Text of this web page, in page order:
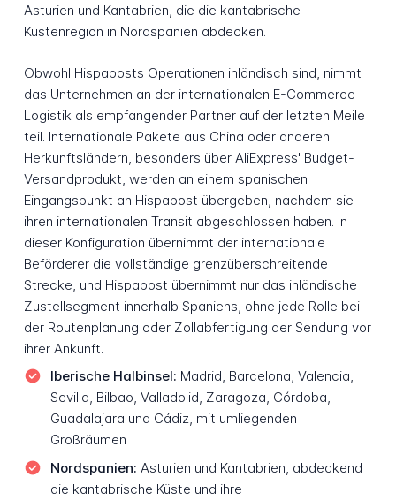
Asturien und Kantabrien, die die kantabrische
Küstenregion in Nordspanien abdecken.
Obwohl Hispaposts Operationen inländisch sind, nimmt
das Unternehmen an der internationalen E-Commerce-
Logistik als empfangender Partner auf der letzten Meile
teil. Internationale Pakete aus China oder anderen
Herkunftsländern, besonders über AliExpress' Budget-
Versandprodukt, werden an einem spanischen
Eingangspunkt an Hispapost übergeben, nachdem sie
ihren internationalen Transit abgeschlossen haben. In
dieser Konfiguration übernimmt der internationale
Beförderer die vollständige grenzüberschreitende
Strecke, und Hispapost übernimmt nur das inländische
Zustellsegment innerhalb Spaniens, ohne jede Rolle bei
der Routenplanung oder Zollabfertigung der Sendung vor
ihrer Ankunft.
Iberische Halbinsel: Madrid, Barcelona, Valencia,
Sevilla, Bilbao, Valladolid, Zaragoza, Córdoba,
Guadalajara und Cádiz, mit umliegenden
Großräumen
Nordspanien: Asturien und Kantabrien, abdeckend
die kantabrische Küste und ihre